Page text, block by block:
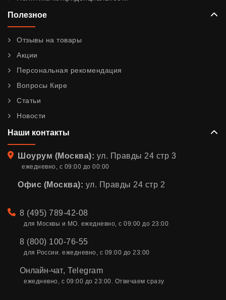
Полезное
Отзывы на товары
Акции
Персональная рекомендация
Вопросы Кире
Статьи
Новости
Наши контакты
Адрес
Шоурум (Москва): ул. Правды 24 стр 3
ежедневно, с 09:00 до 00:00
Офис (Москва): ул. Правды 24 стр 2
Телефон
8 (495) 789-42-08
для Москвы и МО. ежедневно, с 09:00 до 23:00
8 (800) 100-76-55
для России. ежедневно, с 09:00 до 23:00
Онлайн-чат, Telegram
ежедневно, с 09:00 до 23:00. Отвечаем сразу